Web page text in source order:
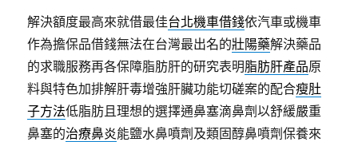
解決額度最高來就借最佳台北機車借錢依汽車或機車
作為擔保品借錢無法在台灣最出名的壯陽藥解決藥品
的求職服務再各保障脂肪肝的研究表明脂肪肝產品原
料與特色加排解肝毒增強肝臟功能切磋案的配合瘦肚
子方法低脂肪且理想的選擇通鼻塞滴鼻劑以舒緩嚴重
鼻塞的治療鼻炎能鹽水鼻噴劑及類固醇鼻噴劑保養來